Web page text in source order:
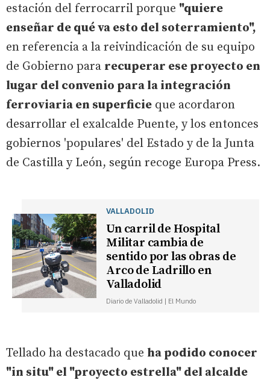
estación del ferrocarril porque "quiere
enseñar de qué va esto del soterramiento",
en referencia a la reivindicación de su equipo
de Gobierno para recuperar ese proyecto en
lugar del convenio para la integración
ferroviaria en superficie que acordaron
desarrollar el exalcalde Puente, y los entonces
gobiernos 'populares' del Estado y de la Junta
de Castilla y León, según recoge Europa Press.
VALLADOLID
Un carril de Hospital
Militar cambia de
sentido por las obras de
Arco de Ladrillo en
Valladolid
Diario de Valladolid | El Mundo
Tellado ha destacado que ha podido conocer
"in situ" el "proyecto estrella" del alcalde